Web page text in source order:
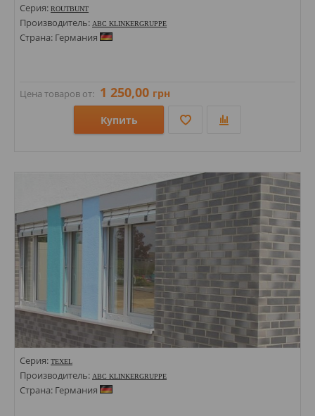
Серия: ROUTBUNT
Производитель: ABC KLINKERGRUPPE
Страна: Германия
Цена товаров от: 1 250,00 грн
Купить
Серия: TEXEL
Производитель: ABC KLINKERGRUPPE
Страна: Германия